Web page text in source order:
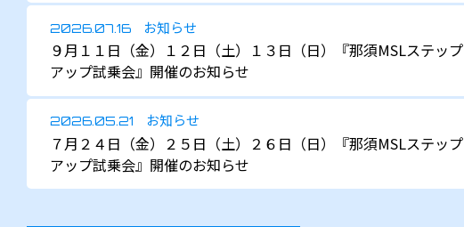
2026.07.16 お知らせ
９月１１日（金）１２日（土）１３日（日）『那須MSLステップ
アップ試乗会』開催のお知らせ
2026.05.21 お知らせ
７月２４日（金）２５日（土）２６日（日）『那須MSLステップ
アップ試乗会』開催のお知らせ